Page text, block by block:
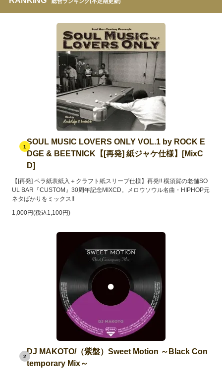
1
SOUL MUSIC LOVERS ONLY VOL.1 by ROCK E
DGE & BEETNICK【[再発] 紙ジャケ仕様】[MixC
D]
【[再発] ペラ紙表紙入＋クラフト紙スリーブ仕様】再発!! 横須賀の老舗SO
UL BAR『CUSTOM』30周年記念MIXCD。メロウソウル名曲・HIPHOP元
ネタばかりをミックス!!
1,000円(税込1,100円)
2
DJ MAKOTO/（紫盤）Sweet Motion ～Black Con
temporary Mix～